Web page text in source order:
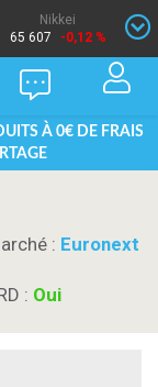
Nikkei
65 607
-0,12 %
À 0€ DE FRAIS
: Euronext
: Oui